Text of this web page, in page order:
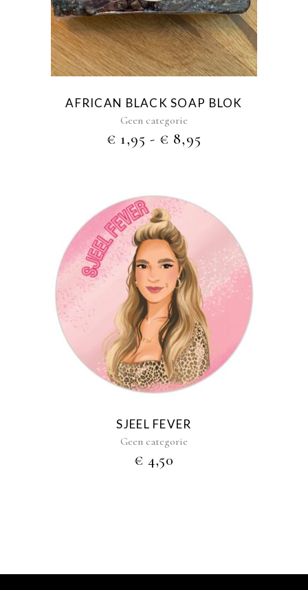
meerdere
variaties.
Deze
optie
kan
worden
op
de
AFRICAN BLACK SOAP BLOK
Geen categorie
€ 1,95 - € 8,95
SJEEL FEVER
Geen categorie
€ 4,50